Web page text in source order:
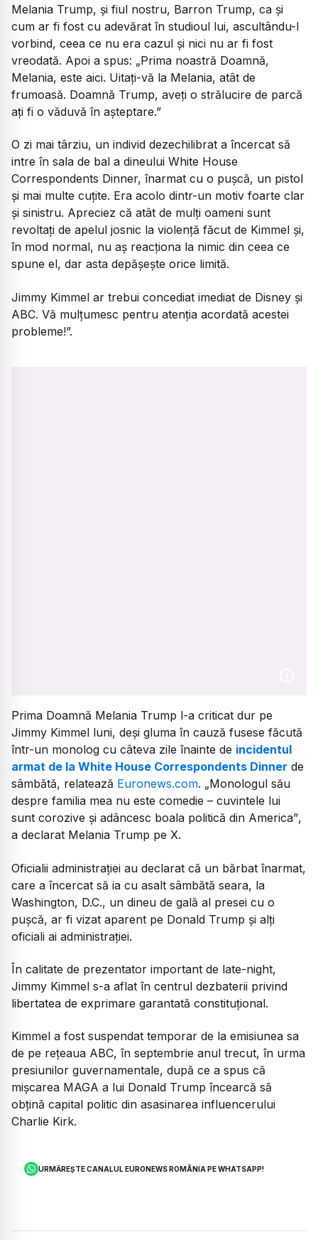
Melania Trump, și fiul nostru, Barron Trump, ca și
cum ar fi fost cu adevărat în studioul lui, ascultându-l
vorbind, ceea ce nu era cazul și nici nu ar fi fost
vreodată. Apoi a spus: „Prima noastră Doamnă,
Melania, este aici. Uitați-vă la Melania, atât de
frumoasă. Doamnă Trump, aveți o strălucire de parcă
ați fi o văduvă în așteptare.”
O zi mai târziu, un individ dezechilibrat a încercat să
intre în sala de bal a dineului White House
Correspondents Dinner, înarmat cu o pușcă, un pistol
și mai multe cuțite. Era acolo dintr-un motiv foarte clar
și sinistru. Apreciez că atât de mulți oameni sunt
revoltați de apelul josnic la violență făcut de Kimmel și,
în mod normal, nu aș reacționa la nimic din ceea ce
spune el, dar asta depășește orice limită.
Jimmy Kimmel ar trebui concediat imediat de Disney și
ABC. Vă mulțumesc pentru atenția acordată acestei
probleme!”.
Prima Doamnă Melania Trump l-a criticat dur pe
Jimmy Kimmel luni, deși gluma în cauză fusese făcută
într-un monolog cu câteva zile înainte de incidentul
armat de la White House Correspondents Dinner de
sâmbătă, relatează Euronews.com. „Monologul său
despre familia mea nu este comedie – cuvintele lui
sunt corozive și adâncesc boala politică din America”,
a declarat Melania Trump pe X.
Oficialii administrației au declarat că un bărbat înarmat,
care a încercat să ia cu asalt sâmbătă seara, la
Washington, D.C., un dineu de gală al presei cu o
pușcă, ar fi vizat aparent pe Donald Trump și alți
oficiali ai administrației.
În calitate de prezentator important de late-night,
Jimmy Kimmel s-a aflat în centrul dezbaterii privind
libertatea de exprimare garantată constituțional.
Kimmel a fost suspendat temporar de la emisiunea sa
de pe rețeaua ABC, în septembrie anul trecut, în urma
presiunilor guvernamentale, după ce a spus că
mișcarea MAGA a lui Donald Trump încearcă să
obțină capital politic din asasinarea influencerului
Charlie Kirk.
URMĂREȘTE CANALUL EURONEWS ROMÂNIA PE WHATSAPP!